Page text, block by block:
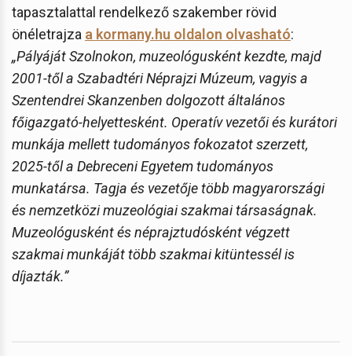
tapasztalattal rendelkező szakember rövid
önéletrajza a kormany.hu oldalon olvasható:
„Pályáját Szolnokon, muzeológusként kezdte, majd
2001-től a Szabadtéri Néprajzi Múzeum, vagyis a
Szentendrei Skanzenben dolgozott általános
főigazgató-helyettesként. Operatív vezetői és kurátori
munkája mellett tudományos fokozatot szerzett,
2025-től a Debreceni Egyetem tudományos
munkatársa. Tagja és vezetője több magyarországi
és nemzetközi muzeológiai szakmai társaságnak.
Muzeológusként és néprajztudósként végzett
szakmai munkáját több szakmai kitüntessél is
díjazták.”